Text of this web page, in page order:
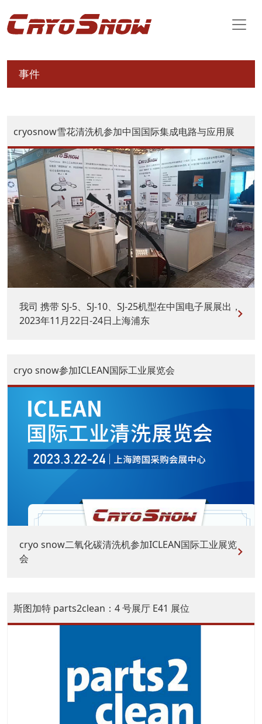
事件
cryosnow雪花清洗机参加中国国际集成电路与应用展
我司 携带 SJ-5、SJ-10、SJ-25机型在中国电子展展出，
2023年11月22日-24日上海浦东
cryo snow参加ICLEAN国际工业展览会
cryo snow二氧化碳清洗机参加ICLEAN国际工业展览
会
斯图加特 parts2clean：4 号展厅 E41 展位